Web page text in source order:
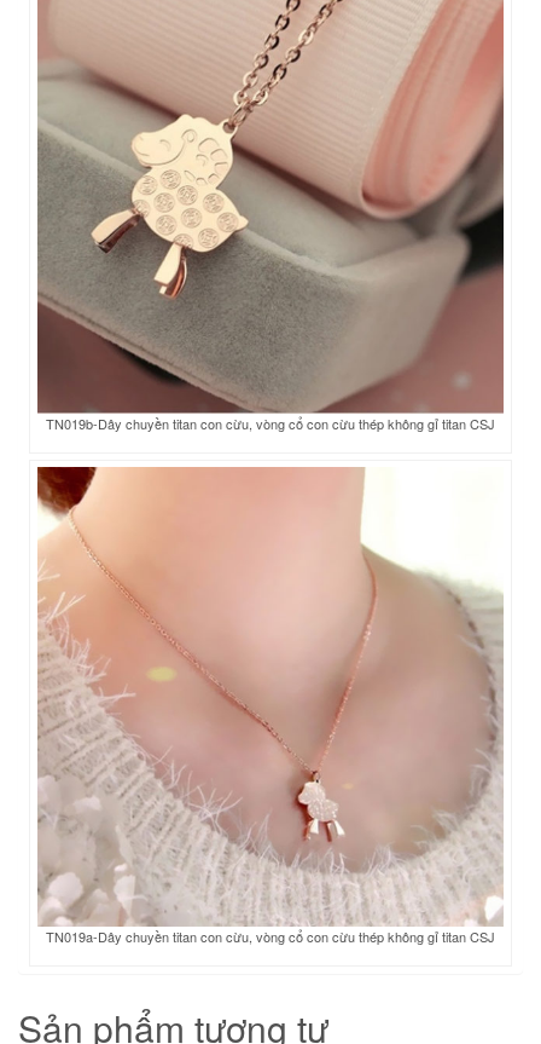
TN019b-Dây chuyền titan con cừu, vòng cổ con cừu thép không gỉ titan CSJ
TN019a-Dây chuyền titan con cừu, vòng cổ con cừu thép không gỉ titan CSJ
Sản phẩm tương tự